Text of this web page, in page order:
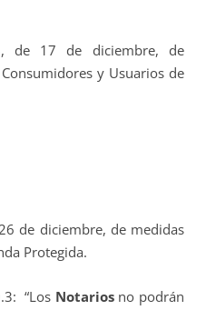
de 17 de diciembre, de
y Usuarios de
de diciembre, de medidas
Protegida.
“Los Notariosno podrán